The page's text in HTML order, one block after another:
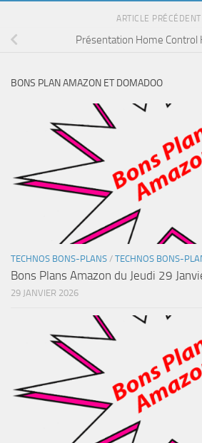
ARTICLE PRÉCÉDENT
Présentation Home Control
BONS PLAN AMAZON ET DOMADOO
TECHNOS BONS-PLANS / TECHNOS BONS-
Bons Plans Amazon du Jeudi 29
29 JANVIER 2026